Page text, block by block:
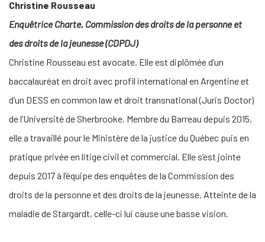
Christine Rousseau
Enquêtrice Charte, Commission des droits de la personne et
des droits de la jeunesse (CDPDJ)
Christine Rousseau est avocate. Elle est diplômée d’un
baccalauréat en droit avec profil international en Argentine et
d’un DESS en common law et droit transnational (Juris Doctor)
de l’Université de Sherbrooke. Membre du Barreau depuis 2015,
elle a travaillé pour le Ministère de la justice du Québec puis en
pratique privée en litige civil et commercial. Elle s’est jointe
depuis 2017 à l’équipe des enquêtes de la Commission des
droits de la personne et des droits de la jeunesse. Atteinte de la
maladie de Stargardt, celle-ci lui cause une basse vision.